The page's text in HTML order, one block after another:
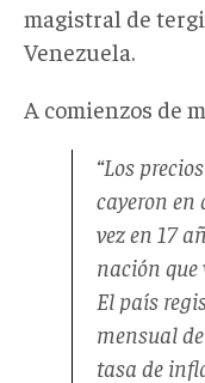
magistral de
Venezuela.
A comienzos de
“Los
cayeron en
vez en 17
nación que
El país
mensual
tasa de